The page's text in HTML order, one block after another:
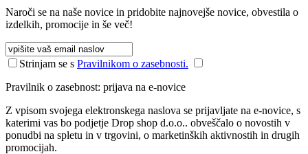
Naroči se na naše novice in pridobite najnovejše novice, obvestila o
izdelkih, promocije in še več!
Strinjam se s Pravilnikom o zasebnosti.
Pravilnik o zasebnost: prijava na e-novice
Z vpisom svojega elektronskega naslova se prijavljate na e-novice, s
katerimi vas bo podjetje Drop shop d.o.o.. obveščalo o novostih v
ponudbi na spletu in v trgovini, o marketinških aktivnostih in drugih
promocijah.